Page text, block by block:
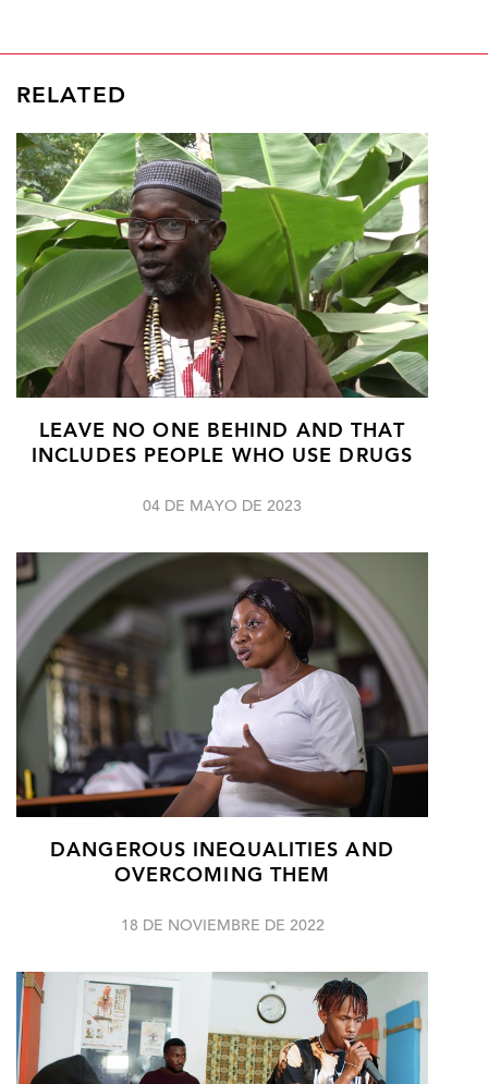
RELATED
LEAVE NO ONE BEHIND AND THAT
INCLUDES PEOPLE WHO USE DRUGS
04 DE MAYO DE 2023
DANGEROUS INEQUALITIES AND
OVERCOMING THEM
18 DE NOVIEMBRE DE 2022